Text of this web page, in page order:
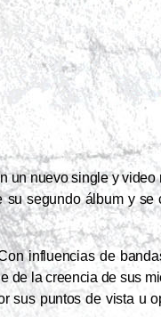
un nuevo single y video
segundo álbum y se
influencias de
de la creencia de sus
sus puntos de vista u